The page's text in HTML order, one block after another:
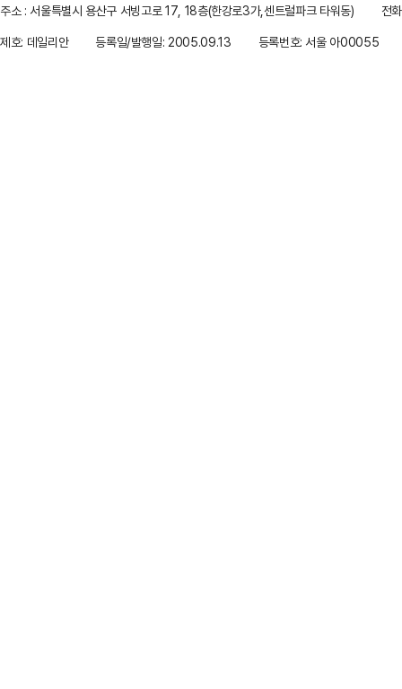
주소 : 서울특별시 용산구 서빙고로 17, 18층(한강로3가,센트럴파크 타워동)
전
제호: 데일리안
등록일/발행일: 2005.09.13 등록번호: 서울 아00055